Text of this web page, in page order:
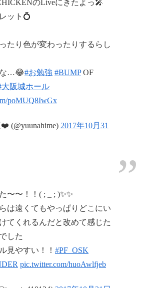
のLiveにきたよっ🎤
ット💍
たり色が変わったりするらし
な…😂#お勉強 #BUMPOF
大阪城ホール
poMUQ8IwGx
(@yuunahime) 2017年10月31
〜〜！！( ; _ ; )✨✨
は遠くてもやっぱりどこにい
てくれるんだと改めて感じた
した
見やすい！！ #PF_OSK
pic.twitter.com/huoAwlfjeb